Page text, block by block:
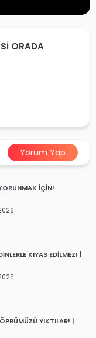
ORADA
Yorum Yap
İÇİN!
KIYAS EDİLMEZ! |
YIKTILAR! |